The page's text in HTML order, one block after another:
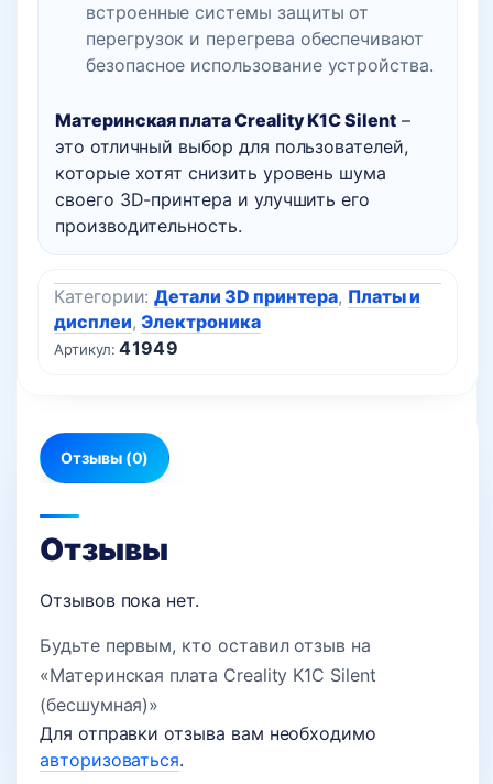
встроенные системы защиты от
перегрузок и перегрева обеспечивают
безопасное использование устройства.
Материнская плата Creality K1C Silent–
это отличный выбор для пользователей,
которые хотят снизить уровень шума
своего 3D-принтера и улучшить его
производительность.
Артикул:41949
Категории:Детали 3D принтера, Платы и
дисплеи,Электроника
Отзывы (0)
Отзывы
Отзывов пока нет.
Будьте первым, кто оставил отзыв на
«Материнская плата Creality K1C Silent
(бесшумная)»
Для отправки отзыва вам необходимо
авторизоваться.